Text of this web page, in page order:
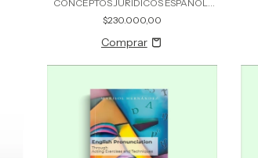
CONCEPTOS JURÍDICOS ESPAÑOL-
INGLÉS
$230.000,00